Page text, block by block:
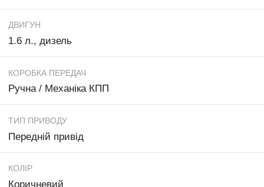
ДВИГУН
1.6 л., дизель
КОРОБКА ПЕРЕДАЧ
Ручна / Механіка КПП
ТИП ПРИВОДУ
Передній привід
КОЛІР
Коричневий